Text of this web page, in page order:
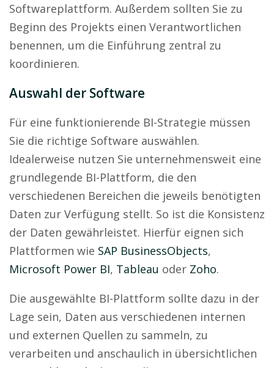
Softwareplattform. Außerdem sollten Sie zu
Beginn des Projekts einen Verantwortlichen
benennen, um die Einführung zentral zu
koordinieren.
Auswahl der Software
Für eine funktionierende BI-Strategie müssen
Sie die richtige Software auswählen.
Idealerweise nutzen Sie unternehmensweit eine
grundlegende BI-Plattform, die den
verschiedenen Bereichen die jeweils benötigten
Daten zur Verfügung stellt. So ist die Konsistenz
der Daten gewährleistet. Hierfür eignen sich
Plattformen wie SAP BusinessObjects,
Microsoft Power BI, Tableau oder Zoho.
Die ausgewählte BI-Plattform sollte dazu in der
Lage sein, Daten aus verschiedenen internen
und externen Quellen zu sammeln, zu
verarbeiten und anschaulich in übersichtlichen